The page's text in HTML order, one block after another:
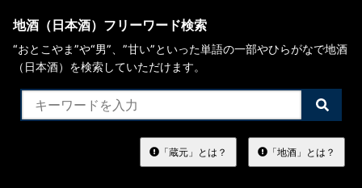
地酒（日本酒）フリーワード検索
“おとこやま”や“男”、”甘い”といった単語の一部やひらがなで地酒
（日本酒）を検索していただけます。
検
索
る
「蔵元」とは？ 「地酒」とは？